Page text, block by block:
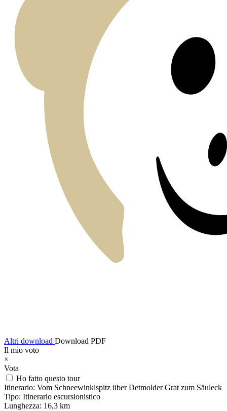
Altri download Download PDF
Il mio voto
×
Vota
Ho fatto questo tour
Itinerario: Vom Schneewinklspitz über Detmolder Grat zum Säuleck
Tipo: Itinerario escursionistico
Lunghezza: 16,3 km